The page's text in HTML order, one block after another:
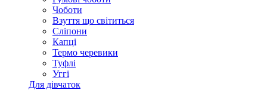
Чоботи
Взуття що світиться
Сліпони
Капці
Термо черевики
Туфлі
Уггі
Для дівчаток